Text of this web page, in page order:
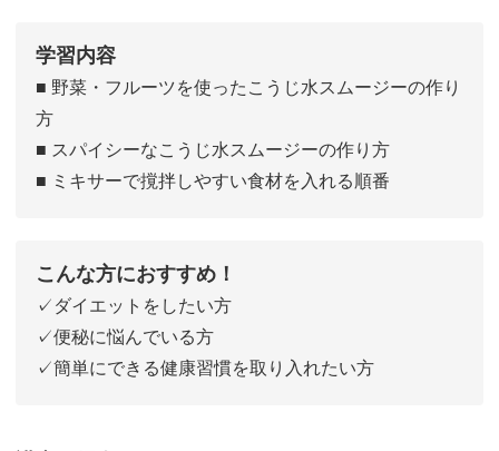
学習内容
■ 野菜・フルーツを使ったこうじ水スムージーの作り
方
■ スパイシーなこうじ水スムージーの作り方
■ ミキサーで撹拌しやすい食材を入れる順番
こんな方におすすめ！
✓ダイエットをしたい方
✓便秘に悩んでいる方
✓簡単にできる健康習慣を取り入れたい方